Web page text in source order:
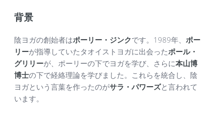
背景
陰ヨガの創始者はポーリー・ジンクです。1989年、ポー
リーが指導していたタオイストヨガに出会ったポール・
グリリーが、ポーリーの下でヨガを学び、さらに本山博
博士の下で経絡理論を学びました。これらを統合し、陰
ヨガという言葉を作ったのがサラ・パワーズと言われて
います。